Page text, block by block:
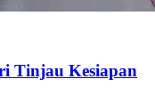
Tinjau Kesiapan